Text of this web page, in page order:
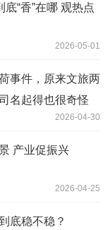
底“香”在哪 观热点
2026-05-01
事件，原来文旅两
名起得也很奇怪
2026-04-30
产业促振兴
2026-04-25
底稳不稳？